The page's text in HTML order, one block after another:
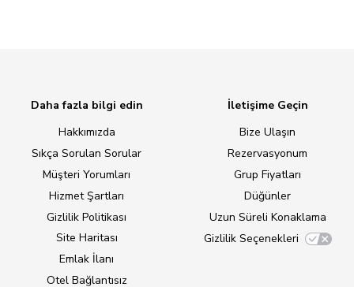
Daha fazla bilgi edin
Hakkımızda
Sıkça Sorulan Sorular
Müşteri Yorumları
Hizmet Şartları
Gizlilik Politikası
Site Haritası
Emlak İlanı
Otel Bağlantısız
İletişime Geçin
Bize Ulaşın
Rezervasyonum
Grup Fiyatları
Düğünler
Uzun Süreli Konaklama
Gizlilik Seçenekleri